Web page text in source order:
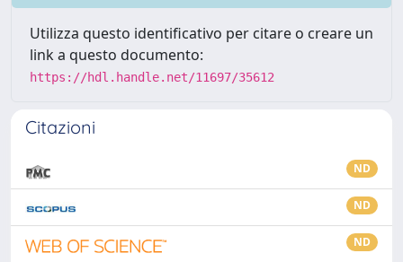
Utilizza questo identificativo per citare o creare un
link a questo documento:
https://hdl.handle.net/11697/35612
Citazioni
ND
ND
ND